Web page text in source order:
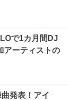
で1カ月間DJ
アーティストの
発表！アイ